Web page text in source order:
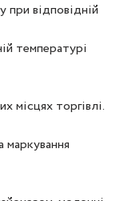
відповідній
температурі
місцях торгівлі.
маркування